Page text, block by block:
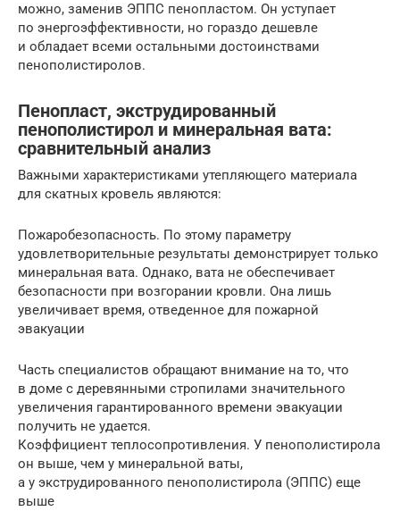
можно, заменив ЭППС пенопластом. Он уступает
по энергоэффективности, но гораздо дешевле
и обладает всеми остальными достоинствами
пенополистиролов.
Пенопласт, экструдированный
пенополистирол и минеральная вата:
сравнительный анализ
Важными характеристиками утепляющего материала
для скатных кровель являются:
Пожаробезопасность. По этому параметру
удовлетворительные результаты демонстрирует только
минеральная вата. Однако, вата не обеспечивает
безопасности при возгорании кровли. Она лишь
увеличивает время, отведенное для пожарной
эвакуации
Часть специалистов обращают внимание на то, что
в доме с деревянными стропилами значительного
увеличения гарантированного времени эвакуации
получить не удается.
Коэффициент теплосопротивления. У пенополистирола
он выше, чем у минеральной ваты,
а у экструдированного пенополистирола (ЭППС) еще
выше